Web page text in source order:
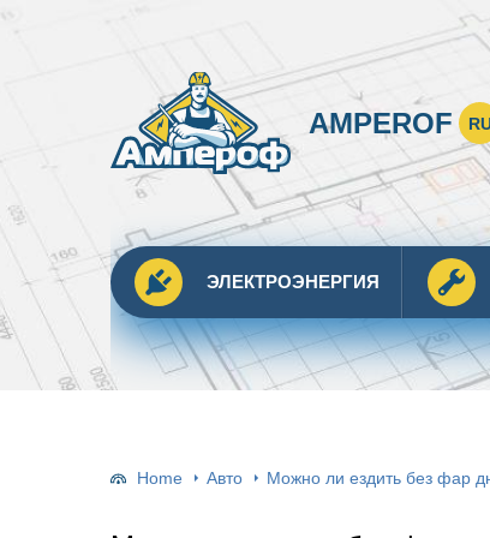
AMPEROF
ЭЛЕКТРОЭНЕРГИЯ
Home Авто Можно ли ездить без фар